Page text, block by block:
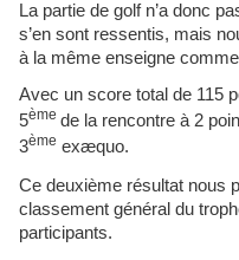
La partie de golf n’a donc
s’en sont ressentis, mais
à la même enseigne
Avec un score total de 115
5ème de la rencontre à 2
3ème exæquo.
Ce deuxième résultat nous
classement général du
participants.